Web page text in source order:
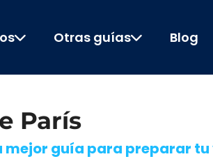
Otras guías Blog
París
guía para preparar tu